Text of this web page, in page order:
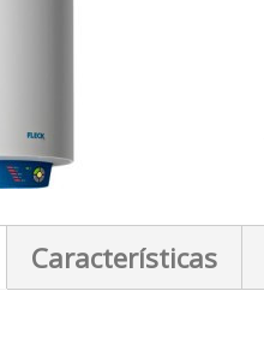
Características